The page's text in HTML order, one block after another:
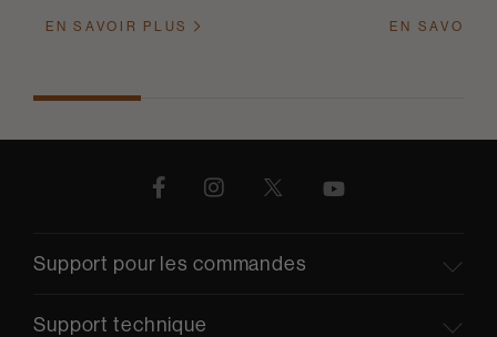
EN SAVOIR PLUS EN SAVOIR
Support pour les commandes
Support technique